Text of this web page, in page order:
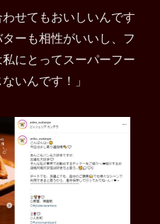
せてもおいしいんです
ーも相性がいいし、フ
にとってスーパーフー
いんです！」